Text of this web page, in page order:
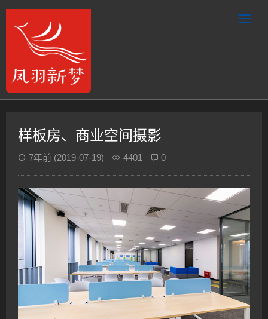
样板房、商业空间摄影
7年前 (2019-07-19) 4401 0